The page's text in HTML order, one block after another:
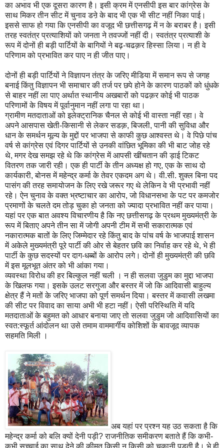
का अभाव भी एक दूसरा कारण है। इसी क्रम में एनसीपी इस बार कांग्रेस के
साथ मिकर तीन सीट में चुनाव डऩे के बाद भी एक भी सीट नहीं निका पाई।
इससे साफ हो गया कि एनसीपी का वजूद भी छत्तीसगढ़ में न के बराबर है। इसी
तरह स्वतंत्र प्रत्याशियों को जनता ने तवज्जों नहीं दी। स्वतंत्र प्रत्याशी के
रूप में दोनों ही बड़ी पार्टियों के बागियों ने बढ़-चढक़र हिस्सा लिया। न ही वे
परिणाम को प्रभावित कर पाए न ही जीत पाए।
दोनों ही बड़ी पार्टियों ने विज्ञापन तंत्र के जरिए मीडिया में समान रूप से जगह
बनाई किंतु विज्ञापन भी समाचार की तर्ज पर छपे होने के कारण पाठकों को धुंधके
से बाहर नहीं ला पाए अर्थात स्थानीय अखबारों को पढक़र कोई भी पाठक
परिणामों के विषय में पूर्वानुमान नहीं लगा पा रहा था।
ग्रामीण मतदाताओं को इलेक्ट्रानिक चैनल से कोई भी वास्ता नहीं रहा। वे
अपने आसपास खेती-किसानी से लेकर सडक़, बिजली, पानी की सुविधा और
धान के समर्थन मूल्य के मुद्दों पर भाजपा से काफी कुछ आश्वस्त थे। वे पिछे पांच
वर्ष से कांग्रेस एवं दिगर पार्टियों से उनकी वांछित भूमिका की भी बाट जोह रहे
थे, मगर देख समझ रहे थे कि कांग्रेस में आपसी खींचतान की ड़ाई टिकट
वितरण तक जारी रही। एक ही पार्टी के तीन अध्यक्ष हो गए, एक के साथ दो
कार्यकारी, बोनस में महेन्द्र कर्मा के तेवर एकदम अग थे। वी.सी. शुक्ल बिना पद
पासंग की तरह समायोजन के लिए रखे जरूर गए थे लेकिन वे भी प्रभावी नहीं
रहे। ऐन चुनाव के वक्त भ्रष्टाचार का आरोप, जो विधानसभा के पट पर कमजोर
प्रमाणों के चलते दम तोड़ चुका हो जनता को ज्यादा प्रभावित नहीं कर पाया।
यहां पर एक बात अवश्य विचारणीय है कि नए छत्तीसगढ़ के प्रथम मुख्यमंत्री के
रूप में बिताए अपने तीन सा में जोगी अपनी टीम में सभी सकारात्मक एवं
नकारात्मक बातों के लिए जिम्मेदार रहे किंतु बाद के पांच वर्ष के भाजपाई शासन
में अकेले मुख्यमंत्री पूरे पार्टी की ओर से बेहतर छवि का निर्वाह कर रहे थे, भे ही
पार्टी के कुछ सदस्यों पर दाग-धब्बों के आरोप लगे। दोनों ही मुख्यमंत्री की छवि
में इस मूलभूत अंतर को भी आंका गया।
व्यवस्था विरोध की हर बिल्कुल नहीं चली । न ही सलवा जुडुम का मुद्दा भाजपा
के खिलफ गया। इसके उलट सरगुजा और बस्तर में जो कि आदिवासी बाहुल्य
क्षेत्र हैं ने मतों के जरिए भाजपा को पूर्ण समर्थन दिया। बस्तर में कवासी लखमा
की सीट पर विवाद का साया अभी भी हटा नहीं। ऐसी परिस्थिति में यदि
मतदाताओं के बहुमत को आधार बनाया जाए तो सलवा जुडुम जो आदिवासियों का
स्वत:स्फूर्त आंदोलन था उसे तमाम वाममार्गीय कोशिशों के बावजूद व्यापक
सहमति मिली ।
अब यहां पर प्रश्न यह उठ सकता है कि
महेन्द्र कर्मा को बलि क्यों देनी पड़ी? राजनीतिक समीकरण बताते हैं कि कभी-
कभी सच्चाई का साथ देने की कीमत किसी न किसी को चुकानी पड़ती है। भे ही